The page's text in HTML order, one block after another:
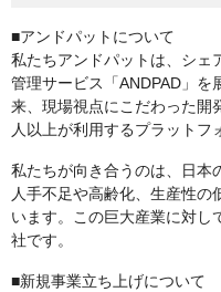
■アンドパットについて
私たちアンドパットは、シェ
管理サービス「ANDPAD」
来、現場視点にこだわった開
人以上が利用するプラットフ
私たちが向き合うのは、日本
人手不足や高齢化、生産性の
います。この巨大産業に対し
社です。
■新規事業立ち上げについて